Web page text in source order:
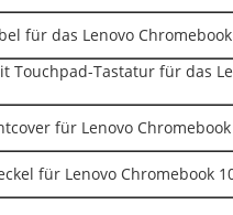
für das Lenovo
Touchpad-Tastatur für das
für Lenovo
für Lenovo Chromebook